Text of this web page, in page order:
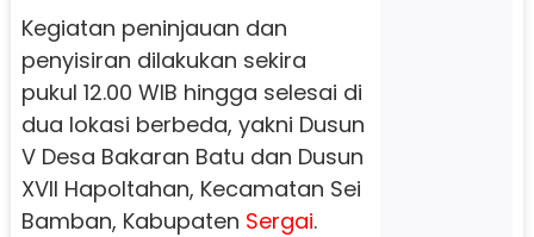
Kegiatan peninjauan dan
penyisiran dilakukan sekira
pukul 12.00 WIB hingga selesai di
dua lokasi berbeda, yakni Dusun
V Desa Bakaran Batu dan Dusun
XVII Hapoltahan, Kecamatan Sei
Bamban, Kabupaten Sergai.